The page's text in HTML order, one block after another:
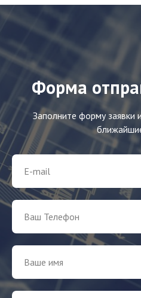
Форма
Заполните форму заявки